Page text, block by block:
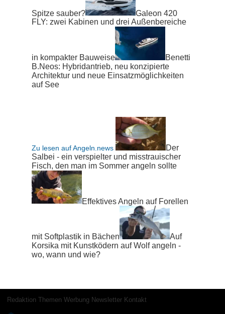
Spitze sauber?
Galeon 420
FLY: zwei Kabinen und drei Außenbereiche
in kompakter Bauweise
Benetti
B.Neos: Hybridantrieb, neu konzipierte
Architektur und neue Einsatzmöglichkeiten
auf See
Zu lesen auf Angeln.news
Der
Salbei - ein verspielter und misstrauischer
Fisch, den man im Sommer angeln sollte
Effektives Angeln auf Forellen
mit Softplastik in Bächen
Auf
Korsika mit Kunstködern auf Wolf angeln -
wo, wann und wie?
Redaktion Themen Werbung Newsletter Kontakt